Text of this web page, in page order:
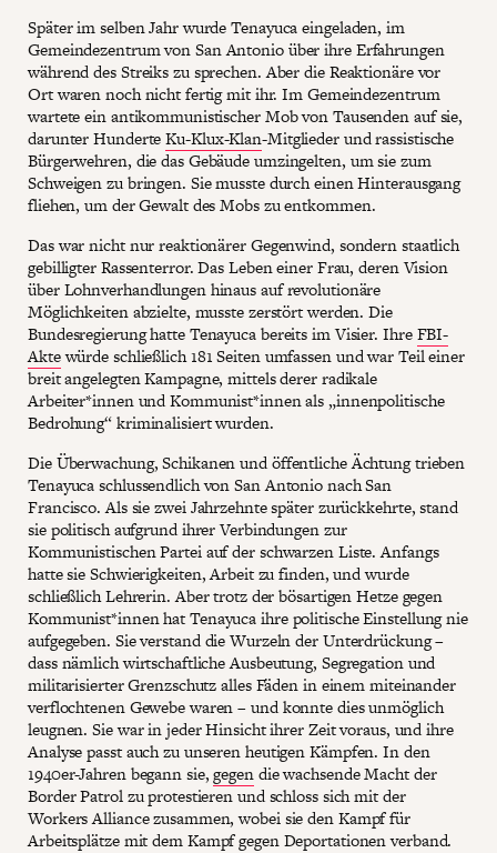
Später im selben Jahr wurde Tenayuca eingeladen, im
Gemeindezentrum von San Antonio über ihre Erfahrungen
während des Streiks zu sprechen. Aber die Reaktionäre vor
Ort waren noch nicht fertig mit ihr. Im Gemeindezentrum
wartete ein antikommunistischer Mob von Tausenden auf sie,
darunter HunderteKu-Klux-Klan-Mitglieder und rassistische
Bürgerwehren, die das Gebäude umzingelten, um sie zum
Schweigen zu bringen. Sie musste durch einen Hinterausgang
fliehen, um der Gewalt des Mobs zu entkommen.
Das war nicht nur reaktionärer Gegenwind, sondern staatlich
gebilligter Rassenterror. Das Leben einer Frau, deren Vision
über Lohnverhandlungen hinaus auf revolutionäre
Möglichkeiten abzielte, musste zerstört werden. Die
Bundesregierung hatte Tenayuca bereits im Visier. IhreFBI-
Aktewürde schließlich 181 Seiten umfassen und war Teil einer
breit angelegten Kampagne, mittels derer radikale
Arbeiter*innen und Kommunist*innen als „innenpolitische
Bedrohung“ kriminalisiert wurden.
Die Überwachung, Schikanen und öffentliche Ächtung trieben
Tenayuca schlussendlich von San Antonio nach San
Francisco. Als sie zwei Jahrzehnte später zurückkehrte, stand
sie politisch aufgrund ihrer Verbindungen zur
Kommunistischen Partei auf der schwarzen Liste. Anfangs
hatte sie Schwierigkeiten, Arbeit zu finden, und wurde
schließlich Lehrerin. Aber trotz der bösartigen Hetze gegen
Kommunist*innen hat Tenayuca ihre politische Einstellung nie
aufgegeben. Sie verstand die Wurzeln der Unterdrückung –
dass nämlich wirtschaftliche Ausbeutung, Segregation und
militarisierter Grenzschutz alles Fäden in einem miteinander
verflochtenen Gewebe waren – und konnte dies unmöglich
leugnen. Sie war in jeder Hinsicht ihrer Zeit voraus, und ihre
Analyse passt auch zu unseren heutigen Kämpfen. In den
1940er-Jahren begann sie,gegendie wachsende Macht der
Border Patrol zu protestieren und schloss sich mit der
Workers Alliance zusammen, wobei sie den Kampf für
Arbeitsplätze mit dem Kampf gegen Deportationen verband.